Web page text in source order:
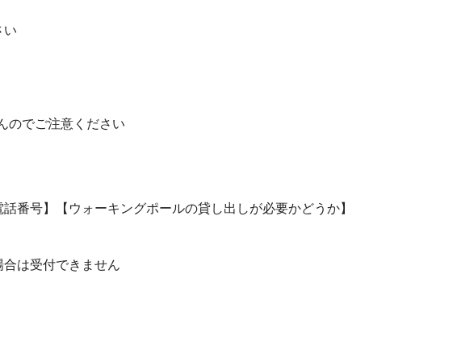
い
のでご注意ください
番号】【ウォーキングポールの貸し出しが必要かどうか】
は受付できません